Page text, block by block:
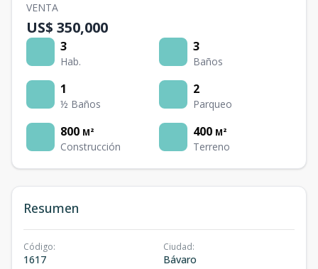
VENTA
US$ 350,000
3
Hab.
3
Baños
1
½ Baños
2
Parqueo
800 M²
Construcción
400 M²
Terreno
Resumen
Código:
1617
Ciudad:
Bávaro